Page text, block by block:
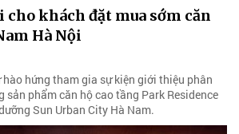
cho khách đặt mua sớm căn
Hà Nội
hứng tham gia sự kiện giới thiệu phân
sản phẩm căn hộ cao tầng Park Residence
Sun Urban City Hà Nam.